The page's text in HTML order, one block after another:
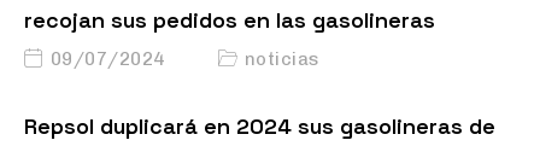
recojan sus pedidos en las gasolineras
09/07/2024 noticias
Repsol duplicará en 2024 sus gasolineras de